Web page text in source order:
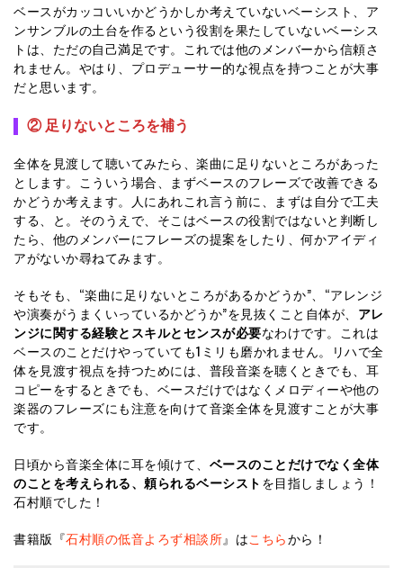
ベースがカッコいいかどうかしか考えていないベーシスト、ア
ンサンブルの土台を作るという役割を果たしていないベーシス
トは、ただの自己満足です。これでは他のメンバーから信頼さ
れません。やはり、プロデューサー的な視点を持つことが大事
だと思います。
② 足りないところを補う
全体を見渡して聴いてみたら、楽曲に足りないところがあった
とします。こういう場合、まずベースのフレーズで改善できる
かどうか考えます。人にあれこれ言う前に、まずは自分で工夫
する、と。そのうえで、そこはベースの役割ではないと判断し
たら、他のメンバーにフレーズの提案をしたり、何かアイディ
アがないか尋ねてみます。
そもそも、“楽曲に足りないところがあるかどうか”、“アレンジ
や演奏がうまくいっているかどうか”を見抜くこと自体が、 アレ
ンジに関する経験とスキルとセンスが必要なわけです。これは
ベースのことだけやっていても1ミリも磨かれません。リハで全
体を見渡す視点を持つためには、普段音楽を聴くときでも、耳
コピーをするときでも、ベースだけではなくメロディーや他の
楽器のフレーズにも注意を向けて音楽全体を見渡すことが大事
です。
日頃から音楽全体に耳を傾けて、 ベースのことだけでなく全体
のことを考えられる、頼られるベーシストを目指しましょう！
石村順でした！
書籍版『石村順の低音よろず相談所』はこちらから！